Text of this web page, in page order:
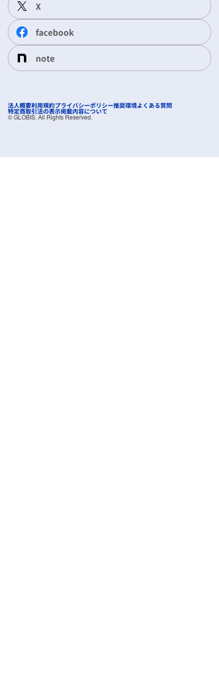
X
facebook
note
法人概要利用規約プライバシーポリシー推奨環境よくある質問
特定商取引法の表示掲載内容について
©︎ GLOBIS. All Rights Reserved.